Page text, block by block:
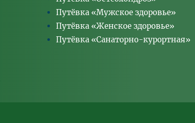
Путёвка «Мужское здоровье»
Путёвка «Женское здоровье»
Путёвка «Санаторно-курортная»